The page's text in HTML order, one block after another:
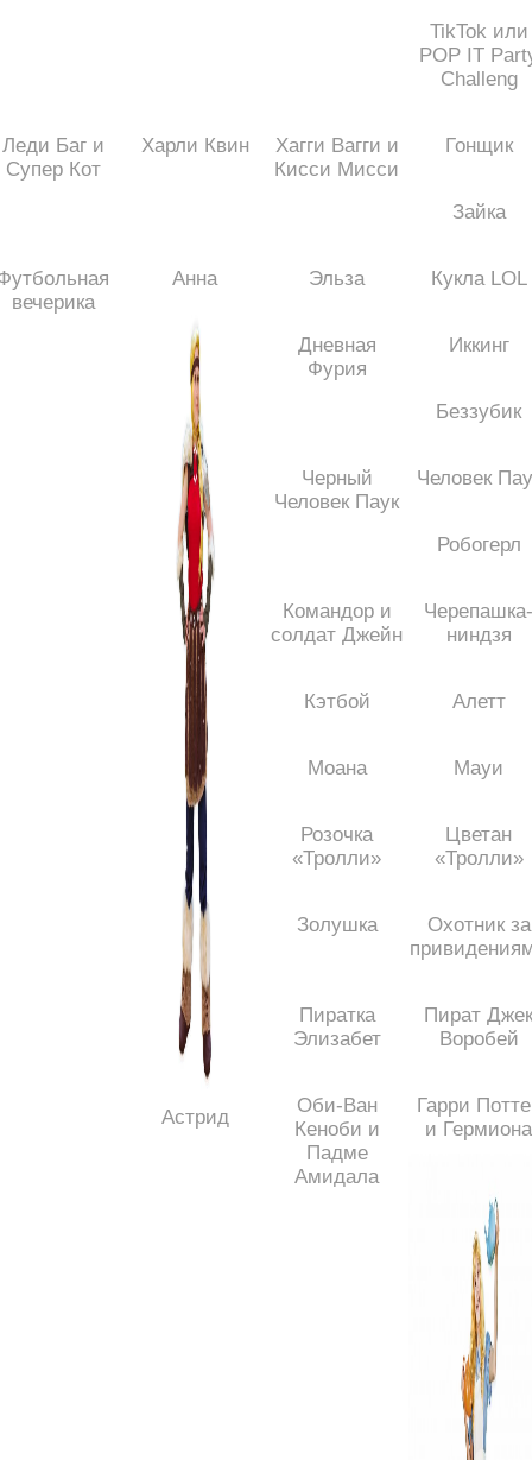
TikTok или
POP IT
Challeng
Леди Баг и
Супер Кот
Харли Квин
Хагги Вагги и
Кисси Мисси
Гонщик
Зайка
вечерика
Анна Эльза Кукла LOL
Астрид
Дневная
Фурия
Иккинг
Беззубик
Черный
Человек Паук
Человек
Робогерл
Командор и
солдат Джейн
ниндзя
Кэтбой Алетт
Моана Мауи
Розочка
«Тролли»
Цветан
«Тролли»
Золушка
Охотник за
Пиратка
Элизабет
Пират
Воробей
Оби-Ван
Кеноби и
Падме
Амидала
Гарри
и Гермиона